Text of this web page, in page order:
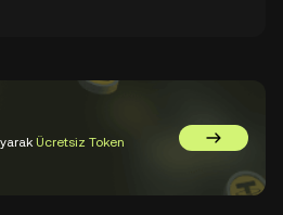
Ücretsiz Token